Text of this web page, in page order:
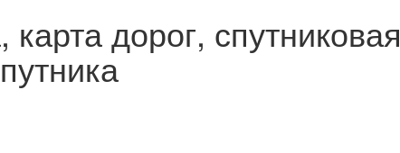
дорог, спутниковая